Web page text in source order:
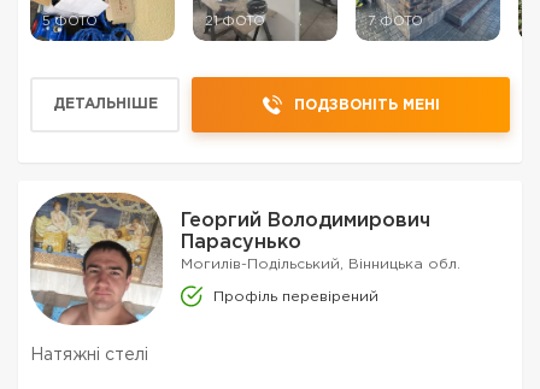
5 ФОТО 21 ФОТО 7 ФОТО
ДЕТАЛЬНІШЕ ПОДЗВОНІТЬ МЕНІ
Георгий Володимирович
Парасунько
Могилів-Подільський, Вінницька обл.
Профіль перевірений
Натяжні стелі